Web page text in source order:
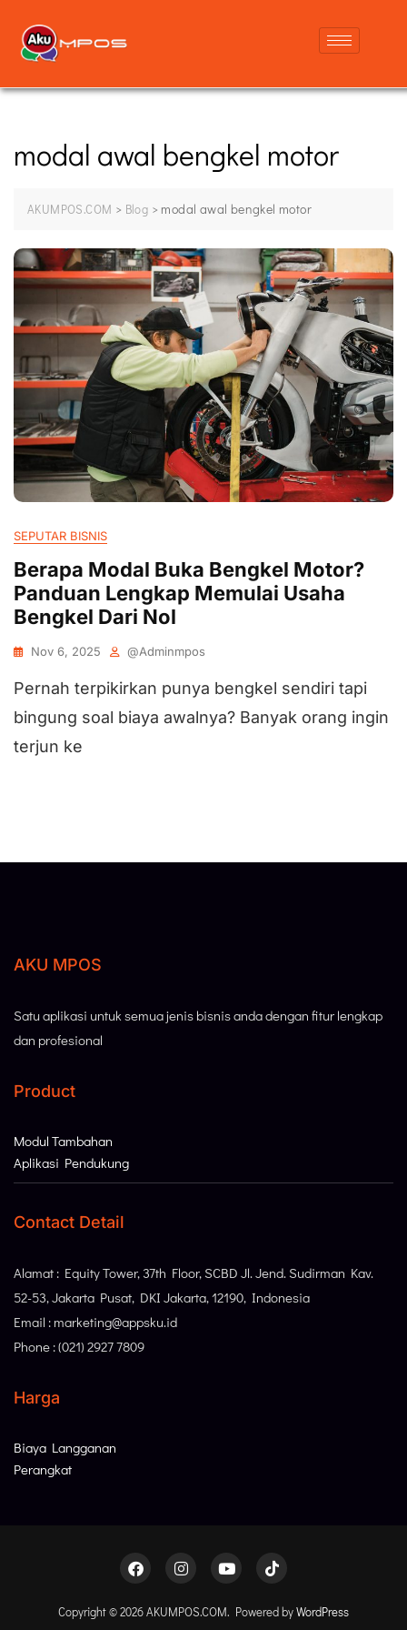
modal awal bengkel motor
AKUMPOS.COM > Blog > modal awal bengkel motor
SEPUTAR BISNIS
Berapa Modal Buka Bengkel Motor?
Panduan Lengkap Memulai Usaha
Bengkel Dari Nol
Nov 6, 2025 @adminmpos
Pernah terpikirkan punya bengkel sendiri tapi
bingung soal biaya awalnya? Banyak orang ingin
terjun ke
AKU MPOS
Satu aplikasi untuk semua jenis bisnis anda dengan fitur lengkap
dan profesional
Product
Modul Tambahan
Aplikasi Pendukung
Contact Detail
Alamat : Equity Tower, 37th Floor, SCBD Jl. Jend. Sudirman Kav.
52-53, Jakarta Pusat, DKI Jakarta, 12190, Indonesia
Email : marketing@appsku.id
Phone : (021) 2927 7809
Harga
Biaya Langganan
Perangkat
Copyright © 2026 AKUMPOS.COM. Powered byWordPress